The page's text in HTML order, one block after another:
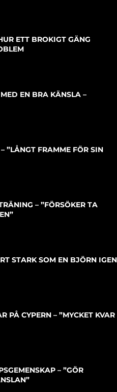
ETT BROKIGT GÄNG
EN BRA KÄNSLA –
”LÅNGT FRAMME FÖR SIN
– ”FÖRSÖKER TA
STARK SOM EN BJÖRN IGEN
PÅ CYPERN – ”MYCKET KVAR
– ”GÖR